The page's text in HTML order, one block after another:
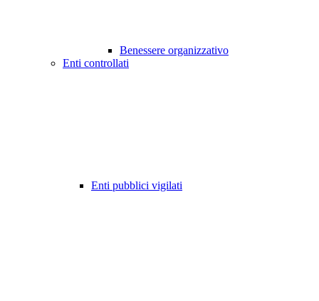
Benessere organizzativo
Enti controllati
Enti pubblici vigilati